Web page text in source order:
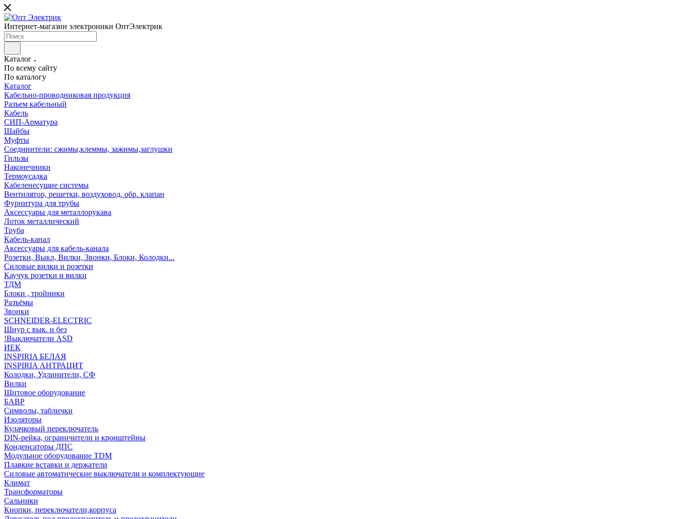
Интернет-магазин электроники ОптЭлектрик
Каталог
По всему сайту
По каталогу
Каталог
Кабельно-проводниковая продукция
Разъем кабельный
Кабель
СИП-Арматура
Шайбы
Муфты
Соединители: сжимы,клеммы, зажимы,заглушки
Гильзы
Наконечники
Термоусадка
Кабеленесущие системы
Вентилятор, решетки, воздуховод, обр. клапан
Фурнитура для трубы
Аксессуары для металлорукава
Лоток металлический
Труба
Кабель-канал
Аксессуары для кабель-канала
Розетки, Выкл, Вилки, Звонки, Блоки, Колодки...
Силовые вилки и розетки
Каучук розетки и вилки
ТДМ
Блоки , тройники
Разъёмы
Звонки
SCHNEIDER-ELECTRIC
Шнур с вык. и без
!Выключатели ASD
ИЕК
INSPIRIA БЕЛАЯ
INSPIRIA АНТРАЦИТ
Колодки, Удлинители, СФ
Вилки
Щитовое оборудование
БАВР
Символы, таблички
Изоляторы
Кулачковый переключатель
DIN-рейка, ограничители и кронштейны
Конденсаторы ДПС
Модульное оборудование TDM
Плавкие вставки и держатели
Силовые автоматические выключатели и комплектующие
Климат
Трансформаторы
Сальники
Кнопки, переключатели,корпуса